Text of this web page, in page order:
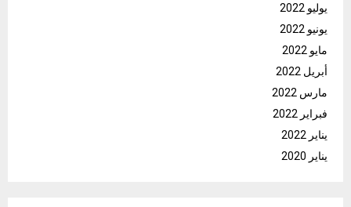
يوليو 2022
يونيو 2022
مايو 2022
أبريل 2022
مارس 2022
فبراير 2022
يناير 2022
يناير 2020